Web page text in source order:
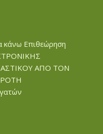
κάνω Επιθεώρηση
ΑΠΟ ΤΟΝ